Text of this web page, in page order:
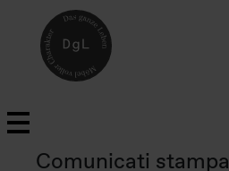
Comunicati stampa